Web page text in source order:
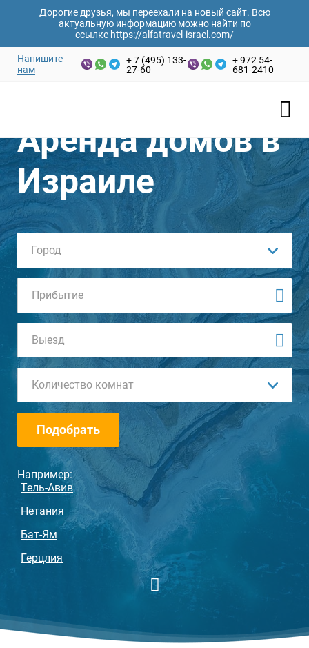
Дорогие друзья, мы переехали на новый сайт. Всю
актуальную информацию можно найти по
ссылке https://alfatravel-israel.com/
Напишите
нам
+ 7 (495) 133-
27-60
+ 972 54-
681-2410
Аренда домов в
Израиле
Город
Количество комнат
Подобрать
Например:
Тель-Авив
Нетания
Бат-Ям
Герцлия